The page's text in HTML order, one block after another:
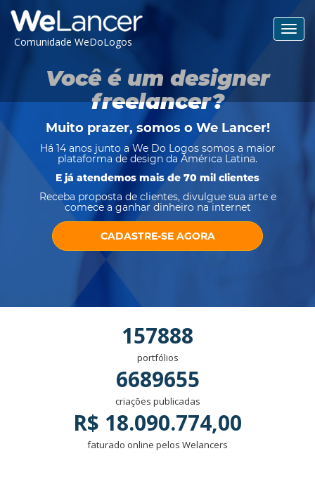
Comunidade WeDoLogos
Você é um designer
freelancer?
Muito prazer, somos o We Lancer!
Há 14 anos junto a We Do Logos somos a maior
plataforma de design da América Latina.
E já atendemos mais de 70 mil clientes
Receba proposta de clientes, divulgue sua arte e
comece a ganhar dinheiro na internet
CADASTRE-SE AGORA
157888
portfólios
6689655
criações publicadas
R$ 18.090.774,00
faturado online pelos Welancers